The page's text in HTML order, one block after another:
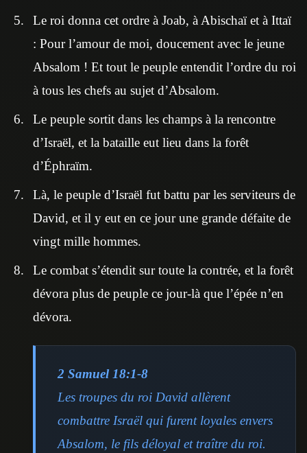
Le roi donna cet ordre à Joab, à Abischaï et à Ittaï
: Pour l’amour de moi, doucement avec le jeune
Absalom ! Et tout le peuple entendit l’ordre du roi
à tous les chefs au sujet d’Absalom.
Le peuple sortit dans les champs à la rencontre
d’Israël, et la bataille eut lieu dans la forêt
d’Éphraïm.
Là, le peuple d’Israël fut battu par les serviteurs de
David, et il y eut en ce jour une grande défaite de
vingt mille hommes.
Le combat s’étendit sur toute la contrée, et la forêt
dévora plus de peuple ce jour-là que l’épée n’en
dévora.
2 Samuel 18:1-8
Les troupes du roi David allèrent
combattre Israël qui furent loyales envers
Absalom, le fils déloyal et traître du roi.